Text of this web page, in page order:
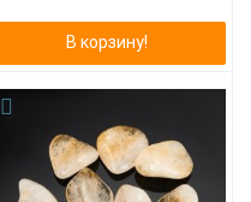
В корзину!